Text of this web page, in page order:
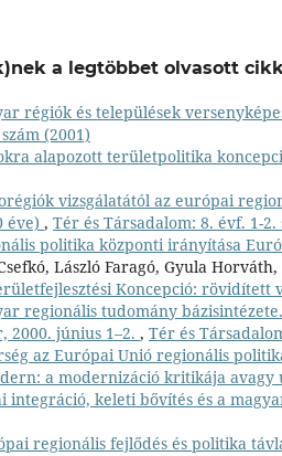
a legtöbbet olvasott
régiók és települések
(2001)
alapozott területpolitika
vizsgálatától az európai
éve) , Tér és Társadalom: 8. évf. 1-
politika központi irányítása
László Faragó, Gyula
Koncepció: rövidített
regionális tudomány
2000. június 1–2. , Tér és
az Európai Unió regionális
a modernizáció kritikája avagy
integráció, keleti bővítés és a
regionális fejlődés és politika